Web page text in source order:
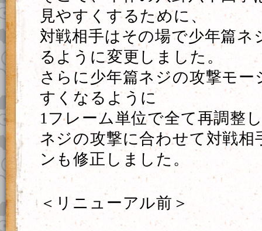
見やすくするために、
対戦相手はその場で少年篇ネ
るように変更しました。
さらに少年篇ネジの攻撃モー
すくなるように
1フレーム単位で全て再調整
ネジの攻撃に合わせて対戦相
ンも修正しました。
＜リニューアル前＞